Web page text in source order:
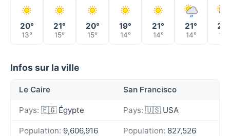
20°
13°
21°
15°
20°
15°
19°
14°
21°
14°
21°
14° 15°
Infos sur la ville
Le Caire San Francisco
Pays: 🇪🇬 Égypte Pays: 🇺🇸 USA
Population: 9,606,916 Population: 827,526